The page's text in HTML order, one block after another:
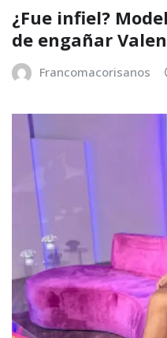
¿Fue infiel?
de engañar
Francomacorisanos